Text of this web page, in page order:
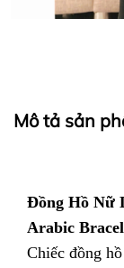
Mô tả sản
Đồng Hồ Nữ
Arabic
Chiếc đồng